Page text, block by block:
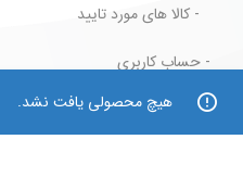
هیچ محصولی یافت نشد.
- کالا های مورد تایید
- حساب کاربری
- سبد خرید
- پیگیری سفارش